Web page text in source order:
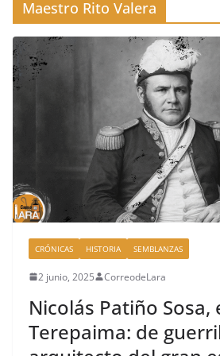
Maestro Rito Valera
CRÓNICAS HISTORIA SEMBLANZAS
2 junio, 2025 CorreodeLara
Nicolás Patiño Sosa,
Terepaima: de